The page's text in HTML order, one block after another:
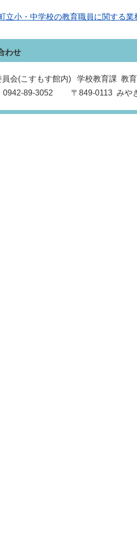
立小・中学校の教育職員に関する
わせ
員会(こすもす館内) 学校教育課 教
0942-89-3052 〒849‐0113 みや